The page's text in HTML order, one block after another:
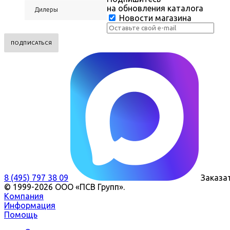
Дилеры
на обновления каталога
Новости магазина
8 (495) 797 38 09
© 1999-2026 ООО «ПСВ Групп».
Компания
Информация
Помощь